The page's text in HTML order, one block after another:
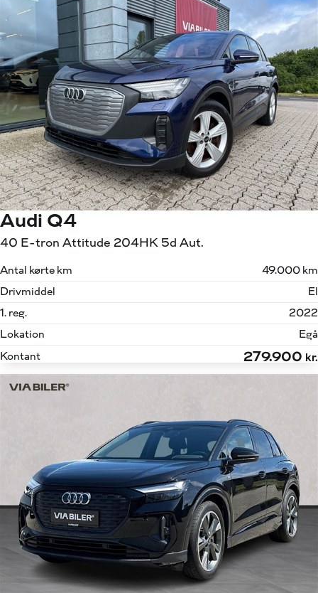
Audi Q4
40 E-tron Attitude 204HK 5d Aut.
Antal kørte km
49.000 km
Drivmiddel
El
1. reg.
2022
Lokation
Egå
Kontant
279.900 kr.